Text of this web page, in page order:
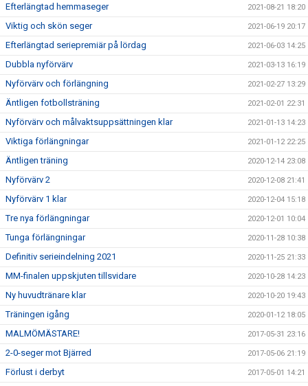
Efterlängtad hemmaseger 2021-08-21 18:20
Viktig och skön seger 2021-06-19 20:17
Efterlängtad seriepremiär på lördag 2021-06-03 14:25
Dubbla nyförvärv 2021-03-13 16:19
Nyförvärv och förlängning 2021-02-27 13:29
Äntligen fotbollsträning 2021-02-01 22:31
Nyförvärv och målvaktsuppsättningen klar 2021-01-13 14:23
Viktiga förlängningar 2021-01-12 22:25
Äntligen träning 2020-12-14 23:08
Nyförvärv 2 2020-12-08 21:41
Nyförvärv 1 klar 2020-12-04 15:18
Tre nya förlängningar 2020-12-01 10:04
Tunga förlängningar 2020-11-28 10:38
Definitiv serieindelning 2021 2020-11-25 21:33
MM-finalen uppskjuten tillsvidare 2020-10-28 14:23
Ny huvudtränare klar 2020-10-20 19:43
Träningen igång 2020-01-12 18:05
MALMÖMÄSTARE! 2017-05-31 23:16
2-0-seger mot Bjärred 2017-05-06 21:19
Förlust i derbyt 2017-05-01 14:21